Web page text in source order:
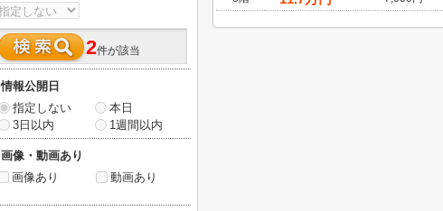
2件が該当
情報公開日
指定しない
本日
3日以内
1週間以内
画像・動画あり
画像あり
動画あり